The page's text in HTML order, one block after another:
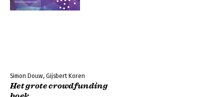
Simon Douw, Gijsbert Koren
Het grote crowdfunding